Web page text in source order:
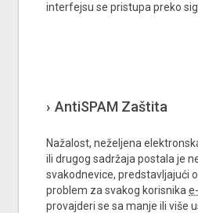
interfejsu se pristupa preko
AntiSPAM Zaštita
Nažalost, neželjena
ili drugog sadržaja postala je
svakodnevice, predstavljajući
problem za svakog korisnika
provajderi se sa manje ili više